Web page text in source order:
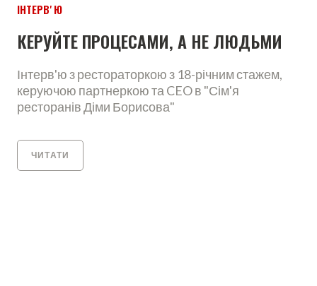
ІНТЕРВʼЮ
КЕРУЙТЕ ПРОЦЕСАМИ, А НЕ ЛЮДЬМИ
Інтерв'ю з рестораторкою з 18-річним стажем,
керуючою партнеркою та CEO в "Сім'я
ресторанів Діми Борисова"
ЧИТАТИ